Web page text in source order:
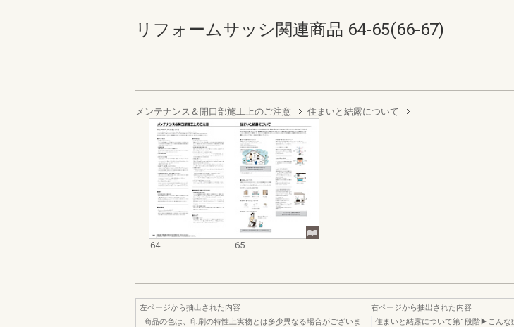
リフォームサッシ関連商品 64-65(66-67)
メンテナンス＆開口部施工上のご注意 住まいと結露について
64 65
左ページから抽出された内容
商品の色は、印刷の特性上実物とは多少異なる場合がございま
右ページから抽出された内容
住まいと結露について第1段階▶こんな